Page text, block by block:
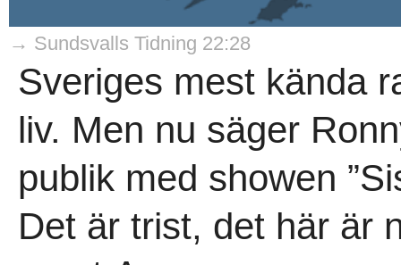
→ Sundsvalls Tidning 22:28
Sveriges mest kända
liv. Men nu säger
publik med showen
Det är trist, det här är